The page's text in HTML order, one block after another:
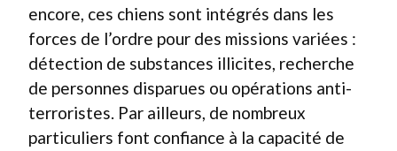
encore, ces chiens sont intégrés dans les
forces de l’ordre pour des missions variées :
détection de substances illicites, recherche
de personnes disparues ou opérations anti-
terroristes. Par ailleurs, de nombreux
particuliers font confiance à la capacité de